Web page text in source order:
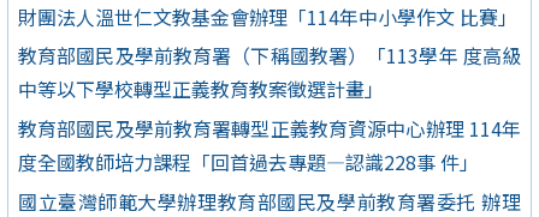
財團法人溫世仁文教基金會辦理「114年中小學作文 比賽」
教育部國民及學前教育署（下稱國教署）「113學年 度高級
中等以下學校轉型正義教育教案徵選計畫」
教育部國民及學前教育署轉型正義教育資源中心辦理 114年
度全國教師培力課程「回首過去專題—認識228事 件」
國立臺灣師範大學辦理教育部國民及學前教育署委托 辦理